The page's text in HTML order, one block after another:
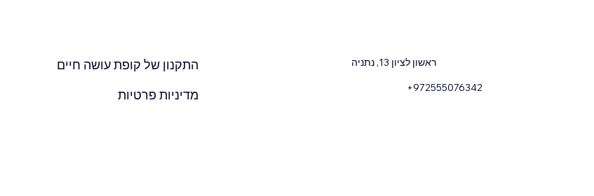
התקנון של קופת עושה חיים
מדיניות פרטיות
ראשון לציון 13, נתניה
+972555076342